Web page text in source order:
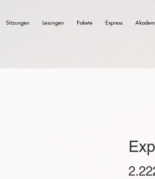
Sitzungen Lesungen Pakete Express